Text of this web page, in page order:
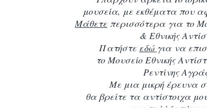
μουσεία, με εκθέματα που
Μάθετε περισσότερα για το
& Εθνικής
Πατήστε εδώ για να
το Μουσείο Εθνικής
Ρεντίνης
Με μια μικρή έρευνα
θα βρείτε τα αντίστοιχα